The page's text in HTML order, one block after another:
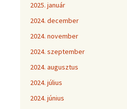
2025. január
2024. december
2024. november
2024. szeptember
2024. augusztus
2024. július
2024. június